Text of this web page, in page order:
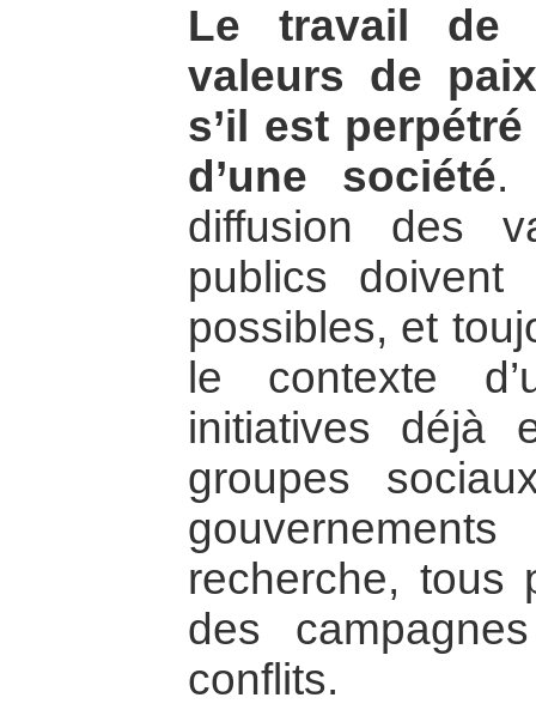
Le travail de
valeurs de
s’il est
d’une société.
diffusion des
publics
possibles, et
le contexte
initiatives déjà
groupes
recherche, tous
des
conflits.